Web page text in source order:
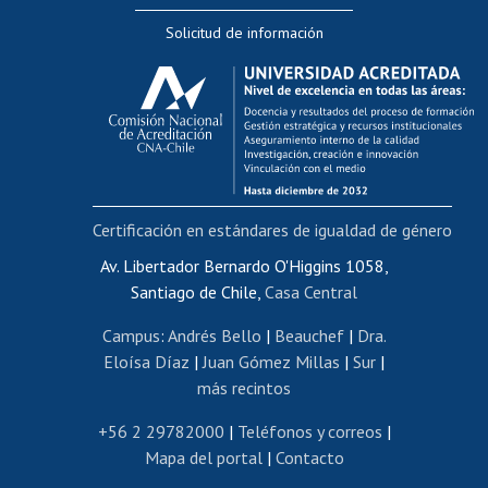
Evaluación docente
Calificación académica
Postulación al AUCAI
Funcionarias/os
Cursos internos de capacitación
Bienestar del personal
Portal de movilidad interna
Certificado de renta
Certificado de renta honorarios
Editar páginas blancas
Extranjeras/os
Revalidación y reconocimiento de títulos
Postulación al Programa de Movilidad Estudiantil
Solicitud de información
Av. Libertador Bernardo O'Higgins 1058,
Santiago de Chile, Casa Central
Campus: Andrés Bello | Beauchef| Dra.
Eloísa Díaz |Juan Gómez Millas | Sur |
más recintos
+56 2 29782000 | Teléfonos y correos |
Mapa del portal| Contacto
Certificación en estándares de igualdad de género